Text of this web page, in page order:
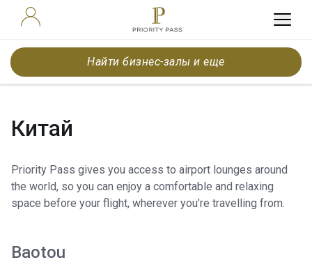
Найти бизнес-залы и еще
Китай
Priority Pass gives you access to airport lounges around
the world, so you can enjoy a comfortable and relaxing
space before your flight, wherever you’re travelling from.
Baotou